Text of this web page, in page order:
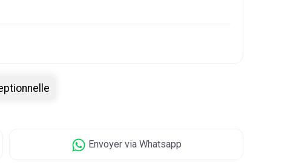
Envoyervia Whatsapp